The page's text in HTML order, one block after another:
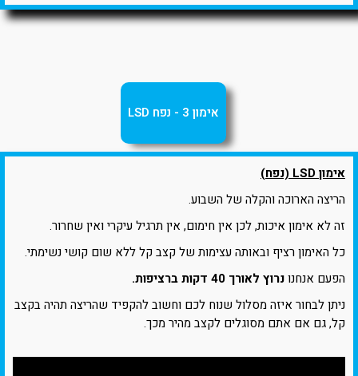
אימון 3 - נפח LSD
אימון LSD (נפח)
הריצה הארוכה והקלה של השבוע.
זה לא אימון איכות, לכן אין חימום, אין תרגיל עיקרי ואין שחרור.
כל האימון רציף ובאותה עצימות של קצב קל ללא שום קושי נשימתי.
הפעם אנחנונרוץ לאורך 40 דקות ברציפות.
ניתן לבחור איזה מסלול שנוח לכם וחשוב להקפיד שהריצה תהיה בקצב
קל, גם אם אתם מסוגלים לקצב מהיר מכך.